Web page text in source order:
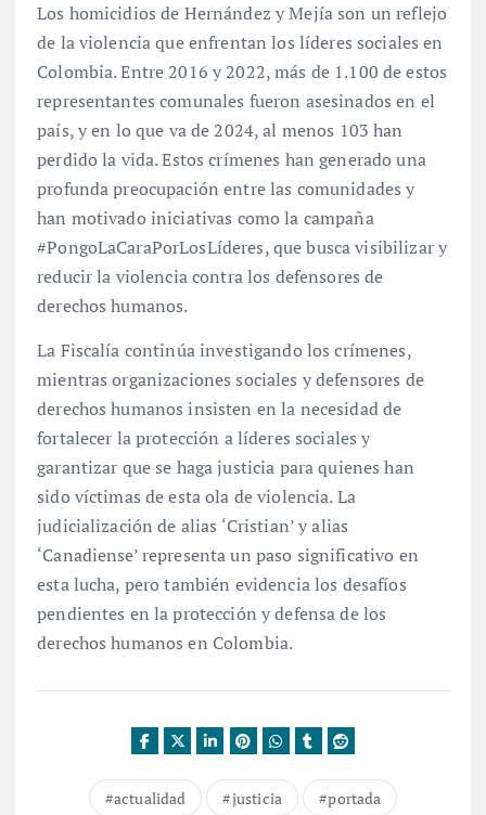
Los homicidios de Hernández y Mejía son un reflejo
de la violencia que enfrentan los líderes sociales en
Colombia. Entre 2016 y 2022, más de 1.100 de estos
representantes comunales fueron asesinados en el
país, y en lo que va de 2024, al menos 103 han
perdido la vida. Estos crímenes han generado una
profunda preocupación entre las comunidades y
han motivado iniciativas como la campaña
#PongoLaCaraPorLosLíderes, que busca visibilizar y
reducir la violencia contra los defensores de
derechos humanos.
La Fiscalía continúa investigando los crímenes,
mientras organizaciones sociales y defensores de
derechos humanos insisten en la necesidad de
fortalecer la protección a líderes sociales y
garantizar que se haga justicia para quienes han
sido víctimas de esta ola de violencia. La
judicialización de alias ‘Cristian’ y alias
‘Canadiense’ representa un paso significativo en
esta lucha, pero también evidencia los desafíos
pendientes en la protección y defensa de los
derechos humanos en Colombia.
actualidad justicia portada